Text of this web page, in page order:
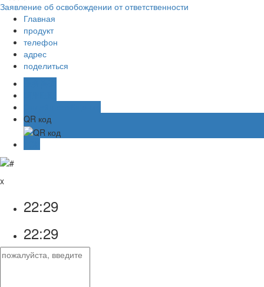
Заявление об освобождении от ответственности
Главная
продукт
телефон
адрес
поделиться
QR код
x
22:29
22:29